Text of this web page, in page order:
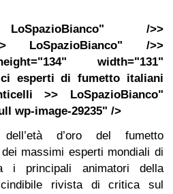
/>>
LoSpazioBianco" />>
width="131"
esperti di fumetto italiani
>> LoSpazioBianco"
wp-image-29235" />
dell’età d’oro del fumetto
massimi esperti mondiali di
i principali animatori della
rivista di critica sul